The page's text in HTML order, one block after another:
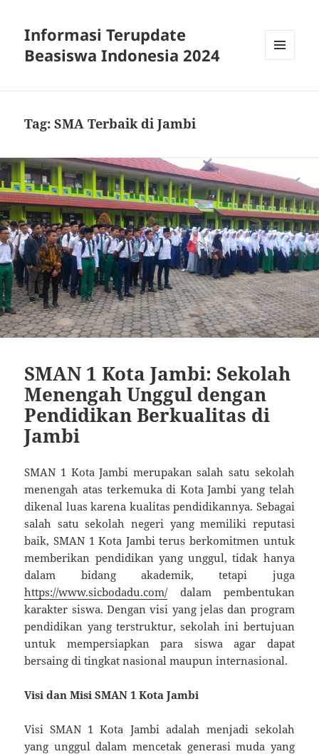
Informasi Terupdate
Beasiswa Indonesia 2024
Tag:SMA Terbaik di Jambi
SMAN 1 Kota Jambi: Sekolah
Menengah Unggul dengan
Pendidikan Berkualitas di
Jambi
SMAN 1 Kota Jambi merupakan salah satu sekolah
menengah atas terkemuka di Kota Jambi yang telah
dikenal luas karena kualitas pendidikannya. Sebagai
salah satu sekolah negeri yang memiliki reputasi
baik, SMAN 1 Kota Jambi terus berkomitmen untuk
memberikan pendidikan yang unggul, tidak hanya
dalam bidang akademik, tetapi juga
https://www.sicbodadu.com/dalam pembentukan
karakter siswa. Dengan visi yang jelas dan program
pendidikan yang terstruktur, sekolah ini bertujuan
untuk mempersiapkan para siswa agar dapat
bersaing di tingkat nasional maupun internasional.
Visi dan Misi SMAN 1 Kota Jambi
Visi SMAN 1 Kota Jambi adalah menjadi sekolah
yang unggul dalam mencetak generasi muda yang